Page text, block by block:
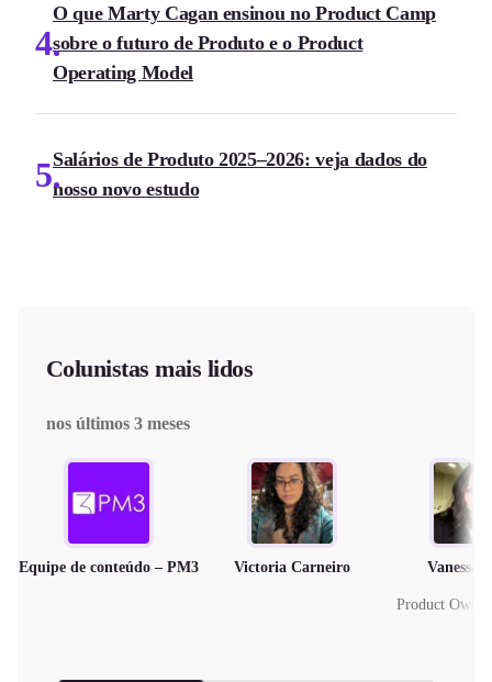
4
O que Marty Cagan ensinou no Product Camp
sobre o futuro de Produto e o Product
Operating Model
5Salários de Produto 2025–2026: veja dados do
nosso novo estudo
Colunistas mais lidos
nos últimos 3 meses
Equipe de conteúdo – PM3 Victoria Carneiro Vanessa
Product